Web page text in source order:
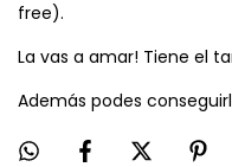
free).
La vas a amar! Tiene el
Además podes